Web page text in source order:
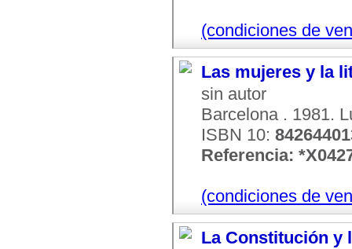
(condiciones de
Las mujeres y la
sin autor
Barcelona . 1981.
ISBN 10:
Referencia:
(condiciones de
La Constitución y